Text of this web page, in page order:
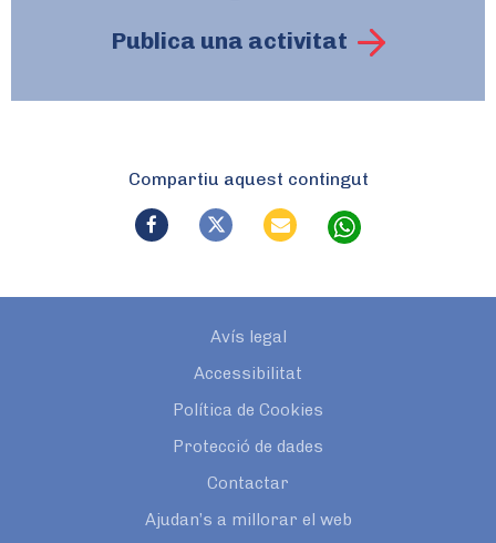
Publica una activitat
Compartiu aquest contingut
Avís legal
Accessibilitat
Política de Cookies
Protecció de dades
Contactar
Ajudan’s a millorar el web